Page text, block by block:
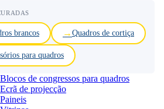
brancos Quadros de cortiça
para quadros
Blocos de congressos para quadros
Ecrã de projecção
Paineis